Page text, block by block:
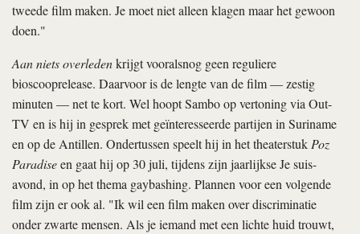
tweede film maken. Je moet niet alleen klagen maar het gewoon
doen."
Aan niets overledenkrijgt vooralsnog geen reguliere
bioscooprelease. Daarvoor is de lengte van de film — zestig
minuten — net te kort. Wel hoopt Sambo op vertoning via Out-
TV en is hij in gesprek met geïnteresseerde partijen in Suriname
en op de Antillen. Ondertussen speelt hij in het theaterstukPoz
Paradiseen gaat hij op 30 juli, tijdens zijn jaarlijkse Je suis-
avond, in op het thema gaybashing. Plannen voor een volgende
film zijn er ook al. "Ik wil een film maken over discriminatie
onder zwarte mensen. Als je iemand met een lichte huid trouwt,